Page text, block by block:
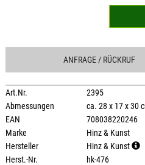
ANFRAGE / RÜCKRUF
Art.Nr.
2395
Abmessungen
ca. 28 x 17 x 30
EAN
708038220246
Marke
Hinz & Kunst
Hersteller
Hinz & Kunst
Herst.-Nr.
hk-476